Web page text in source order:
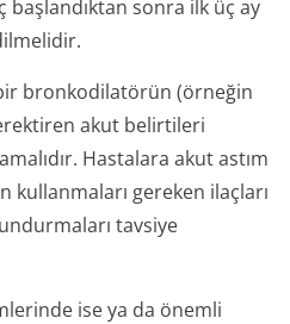
başlandıktan sonra ilk üç ay
bir bronkodilatörün (örneğin
akut belirtileri
Hastalara akut astım
kullanmaları gereken ilaçları
tavsiye
ise ya da önemli